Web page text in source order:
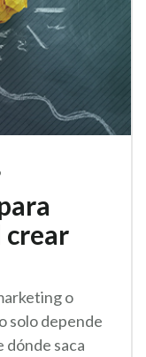
crear
o
solo depende
dónde saca